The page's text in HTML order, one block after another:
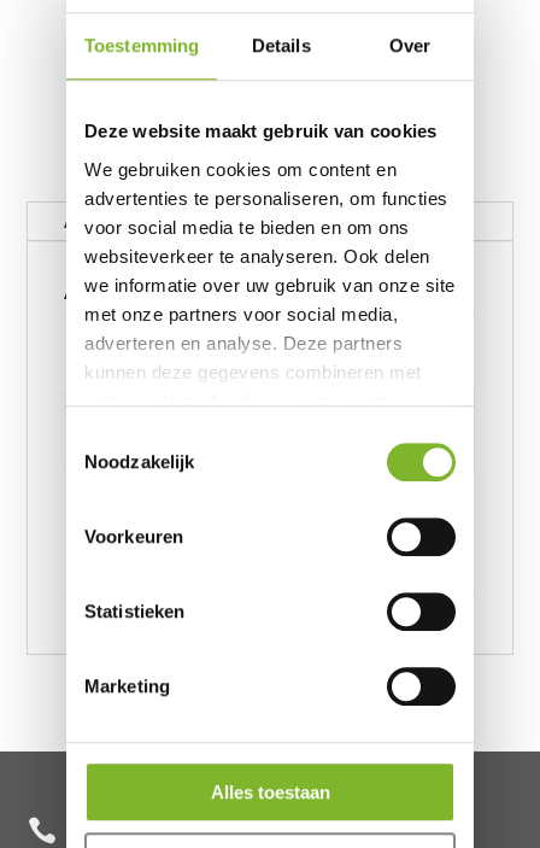
Toestemming Details Over
Deze website maakt gebruik van cookies
We gebruiken cookies om content en
advertenties te personaliseren, om functies
voor social media te bieden en om ons
websiteverkeer te analyseren. Ook delen
we informatie over uw gebruik van onze site
met onze partners voor social media,
adverteren en analyse. Deze partners
kunnen deze gegevens combineren met
basis van uw gebruik van hun services.
Noodzakelijk
Voorkeuren
Statistieken
Marketing
Alles toestaan
Aanvullende informatie
Aanvullende informatie
Gewicht
62390656 kg
All-in one lazy dekbed Love Garden Wit 140 x 200,
All-in one lazy dekbed Love Garden Wit 200 x 200,
 +31 85 482 0020